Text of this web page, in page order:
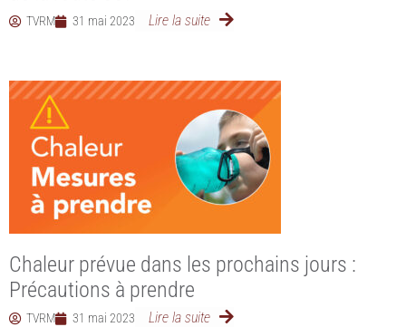
TVRM 31 mai 2023 Lire la suite
Chaleur prévue dans les prochains jours :
Précautions à prendre
TVRM 31 mai 2023 Lire la suite